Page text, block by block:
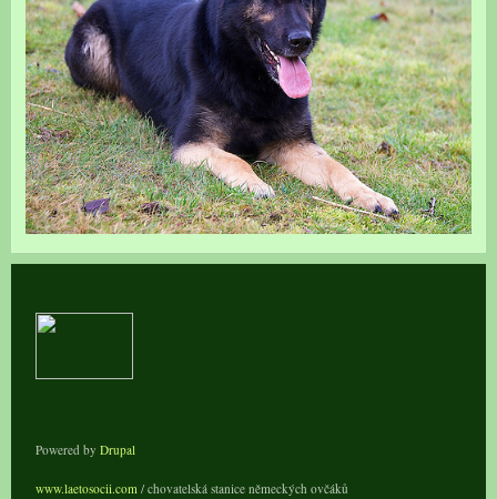
Powered by Drupal
www.laetosocii.com / chovatelská stanice německých ovčáků